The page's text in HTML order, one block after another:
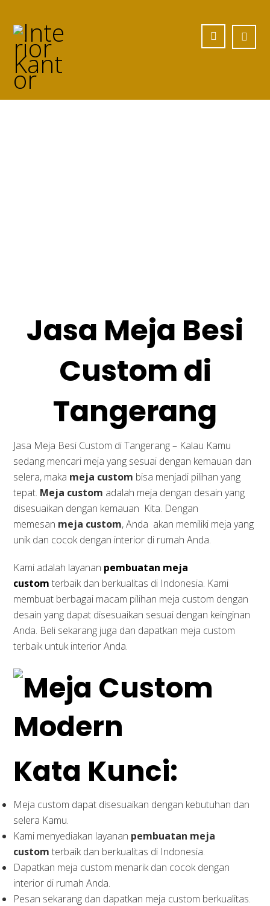
Jasa Meja Besi
Custom di
Tangerang
Jasa Meja Besi Custom di Tangerang – Kalau Kamu
sedang mencari meja yang sesuai dengan kemauan dan
selera, maka meja custom bisa menjadi pilihan yang
tepat. Meja custom adalah meja dengan desain yang
disesuaikan dengan kemauan Kita. Dengan
memesan meja custom, Anda akan memiliki meja yang
unik dan cocok dengan interior di rumah Anda.
Kami adalah layanan pembuatan meja
custom terbaik dan berkualitas di Indonesia. Kami
membuat berbagai macam pilihan meja custom dengan
desain yang dapat disesuaikan sesuai dengan keinginan
Anda. Beli sekarang juga dan dapatkan meja custom
terbaik untuk interior Anda.
Kata Kunci:
Meja custom dapat disesuaikan dengan kebutuhan dan
selera Kamu.
Kami menyediakan layanan pembuatan meja
custom terbaik dan berkualitas di Indonesia.
Dapatkan meja custom menarik dan cocok dengan
interior di rumah Anda.
Pesan sekarang dan dapatkan meja custom berkualitas.